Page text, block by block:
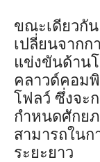
ขณะเดียวกั
เปลี่ยนจาก
แข่งขันด้าน
คลาวด์คอมพิ
โฟลว์ ซึ่งจะ
กำหนดศักย
สามารถใน
ระยะยาว